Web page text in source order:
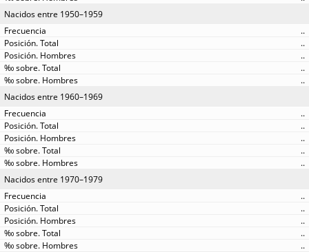
Nacidos entre 1950–1959
..
..
..
..
..
Nacidos entre 1960–1969
..
..
..
..
..
Nacidos entre 1970–1979
..
..
..
..
..